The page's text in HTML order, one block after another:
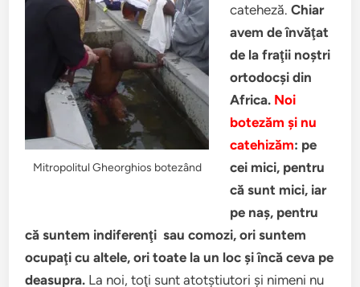
Mitropolitul Gheorghios botezând
cateheză. Chiar
avem de învăţat
de la fraţii noştri
ortodocşi din
Africa. Noi
botezăm şi nu
catehizăm: pe
cei mici, pentru
că sunt mici, iar
pe naş, pentru
că suntem indiferenţi sau comozi, ori suntem
ocupaţi cu altele, ori toate la un loc şi încă ceva pe
deasupra. La noi, toţi sunt atotştiutori şi nimeni nu